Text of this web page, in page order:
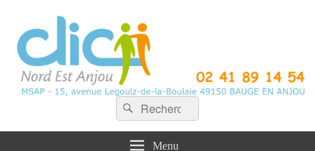
CLIC Nord Est Anjou
Recherche :
Rechercher
Menu